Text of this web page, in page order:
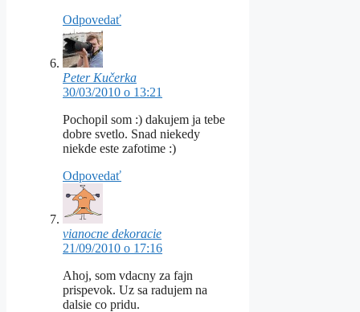
Odpovedať
Peter Kučerka
30/03/2010 o 13:21
Pochopil som :) dakujem ja tebe
dobre svetlo. Snad niekedy
niekde este zafotime :)
Odpovedať
vianocne dekoracie
21/09/2010 o 17:16
Ahoj, som vdacny za fajn
prispevok. Uz sa radujem na
dalsie co pridu.